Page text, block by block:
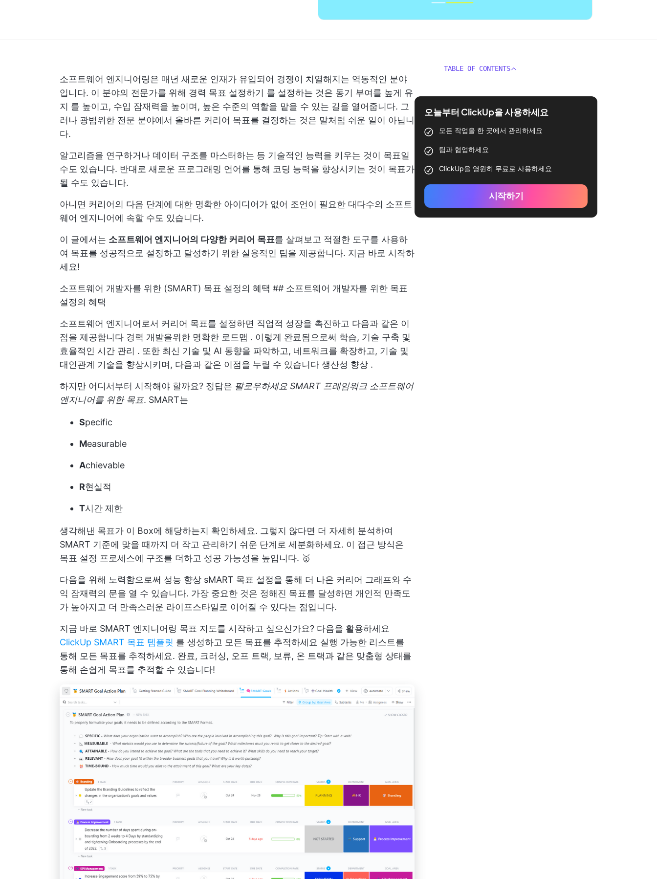
소프트웨어 엔지니어링은 매년 새로운 인재가 유입되어 경쟁이 치열해지는 역동적인 분야
입니다. 이 분야의 전문가를 위해 경력 목표 설정하기 를 설정하는 것은 동기 부여를 높게 유
지 를 높이고, 수입 잠재력을 높이며, 높은 수준의 역할을 맡을 수 있는 길을 열어줍니다. 그
러나 광범위한 전문 분야에서 올바른 커리어 목표를 결정하는 것은 말처럼 쉬운 일이 아닙니
다.
알고리즘을 연구하거나 데이터 구조를 마스터하는 등 기술적인 능력을 키우는 것이 목표일
수도 있습니다. 반대로 새로운 프로그래밍 언어를 통해 코딩 능력을 향상시키는 것이 목표가
될 수도 있습니다.
아니면 커리어의 다음 단계에 대한 명확한 아이디어가 없어 조언이 필요한 대다수의 소프트
웨어 엔지니어에 속할 수도 있습니다.
이 글에서는 소프트웨어 엔지니어의 다양한 커리어 목표를 살펴보고 적절한 도구를 사용하
여 목표를 성공적으로 설정하고 달성하기 위한 실용적인 팁을 제공합니다. 지금 바로 시작하
세요!
소프트웨어 개발자를 위한 (SMART) 목표 설정의 혜택 ## 소프트웨어 개발자를 위한 목표
설정의 혜택
소프트웨어 엔지니어로서 커리어 목표를 설정하면 직업적 성장을 촉진하고 다음과 같은 이
점을 제공합니다 경력 개발을위한 명확한 로드맵 . 이렇게 완료됨으로써 학습, 기술 구축 및
효율적인 시간 관리 . 또한 최신 기술 및 AI 동향을 파악하고, 네트워크를 확장하고, 기술 및
대인관계 기술을 향상시키며, 다음과 같은 이점을 누릴 수 있습니다 생산성 향상 .
하지만 어디서부터 시작해야 할까요? 정답은 팔로우하세요 SMART 프레임워크 소프트웨어
엔지니어를 위한 목표. SMART는
Specific
Measurable
Achievable
R현실적
T시간 제한
생각해낸 목표가 이 Box에 해당하는지 확인하세요. 그렇지 않다면 더 자세히 분석하여
SMART 기준에 맞을 때까지 더 작고 관리하기 쉬운 단계로 세분화하세요. 이 접근 방식은
목표 설정 프로세스에 구조를 더하고 성공 가능성을 높입니다. 🥇
다음을 위해 노력함으로써 성능 향상 sMART 목표 설정을 통해 더 나은 커리어 그래프와 수
익 잠재력의 문을 열 수 있습니다. 가장 중요한 것은 정해진 목표를 달성하면 개인적 만족도
가 높아지고 더 만족스러운 라이프스타일로 이어질 수 있다는 점입니다.
지금 바로 SMART 엔지니어링 목표 지도를 시작하고 싶으신가요? 다음을 활용하세요
ClickUp SMART 목표 템플릿 를 생성하고 모든 목표를 추적하세요 실행 가능한 리스트를
통해 모든 목표를 추적하세요. 완료, 크러싱, 오프 트랙, 보류, 온 트랙과 같은 맞춤형 상태를
통해 손쉽게 목표를 추적할 수 있습니다!
TABLE OF CONTENTS
오늘부터 ClickUp을 사용하세요
모든 작업을 한 곳에서 관리하세요
팀과 협업하세요
ClickUp을 영원히 무료로 사용하세요
시작하기